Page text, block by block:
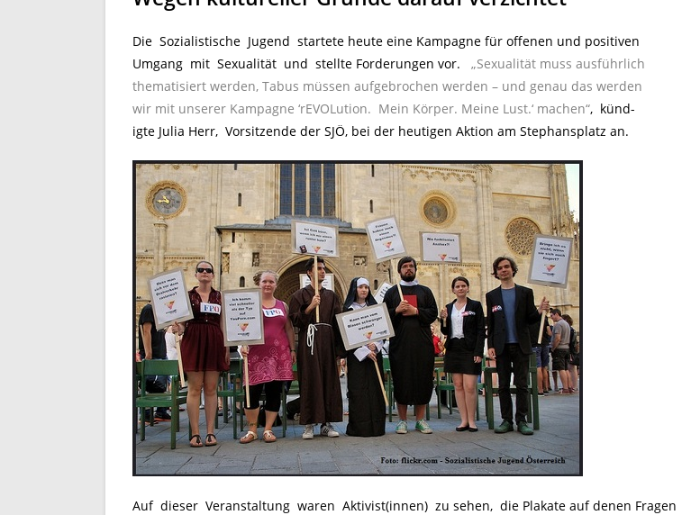
Die Sozialistische Jugend startete heute eine Kampagne für offenen und positiven
Umgang mit Sexualität und stellte Forderungen vor.
„Sexualität muss ausführlich
thematisiert werden, Tabus müssen aufgebrochen werden – und genau das werden
wir mit unserer Kampagne ‘rEVOLution. Mein Körper. Meine Lust.‘ machen“, künd-
igte Julia Herr, Vorsitzende der SJÖ, bei der heutigen Aktion am Stephansplatz an.
Auf dieser Veranstaltung waren Aktivist(innen) zu sehen, die Plakate auf denen Fragen